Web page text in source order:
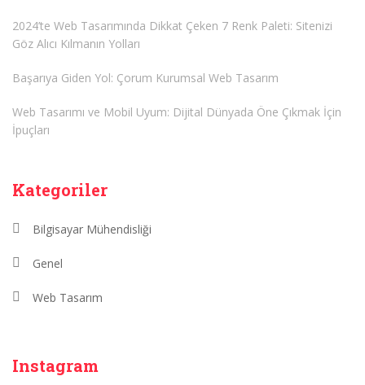
2024’te Web Tasarımında Dikkat Çeken 7 Renk Paleti: Sitenizi
Göz Alıcı Kılmanın Yolları
Başarıya Giden Yol: Çorum Kurumsal Web Tasarım
Web Tasarımı ve Mobil Uyum: Dijital Dünyada Öne Çıkmak İçin
İpuçları
Kategoriler
Bilgisayar Mühendisliği
Genel
Web Tasarım
Instagram